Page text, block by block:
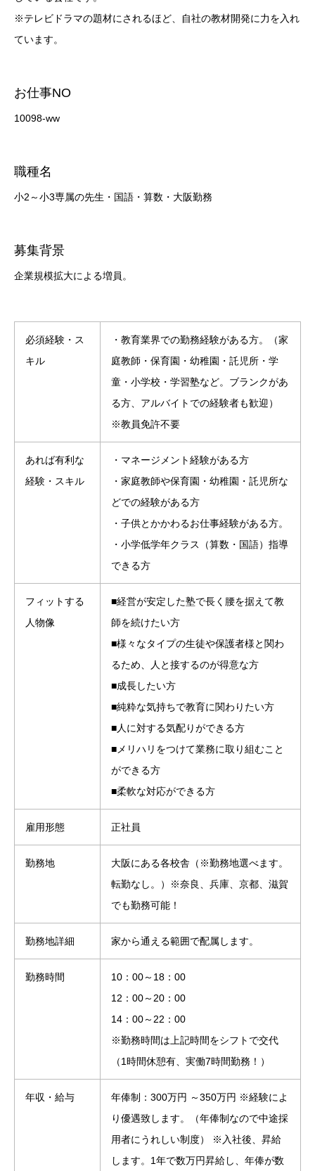
※テレビドラマの題材にされるほど、自社の教材開発に力を入れ
ています。
お仕事NO
10098-ww
職種名
小2～小3専属の先生・国語・算数・大阪勤務
募集背景
企業規模拡大による増員。
必須経験・ス
キル
・教育業界での勤務経験がある方。（家
庭教師・保育園・幼稚園・託児所・学
童・小学校・学習塾など。ブランクがあ
る方、アルバイトでの経験者も歓迎）
※教員免許不要
あれば有利な
経験・スキル
・マネージメント経験がある方
・家庭教師や保育園・幼稚園・託児所な
どでの経験がある方
・子供とかかわるお仕事経験がある方。
・小学低学年クラス（算数・国語）指導
できる方
フィットする
人物像
■経営が安定した塾で長く腰を据えて教
師を続けたい方
■様々なタイプの生徒や保護者様と関わ
るため、人と接するのが得意な方
■成長したい方
■純粋な気持ちで教育に関わりたい方
■人に対する気配りができる方
■メリハリをつけて業務に取り組むこと
ができる方
■柔軟な対応ができる方
雇用形態 正社員
勤務地
大阪にある各校舎（※勤務地選べます。
転勤なし。）※奈良、兵庫、京都、滋賀
でも勤務可能！
勤務地詳細 家から通える範囲で配属します。
勤務時間
10：00～18：00
12：00～20：00
14：00～22：00
※勤務時間は上記時間をシフトで交代
（1時間休憩有、実働7時間勤務！）
年収・給与
年俸制：300万円 ～350万円 ※経験によ
り優遇致します。（年俸制なので中途採
用者にうれしい制度） ※入社後、昇給
します。1年で数万円昇給し、年俸が数